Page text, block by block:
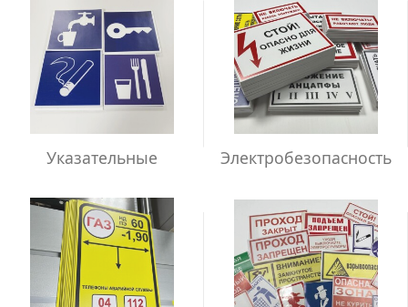
Указательные Электробезопасность